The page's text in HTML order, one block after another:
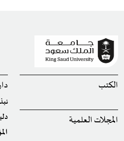
الكتب
المجلات العلمية